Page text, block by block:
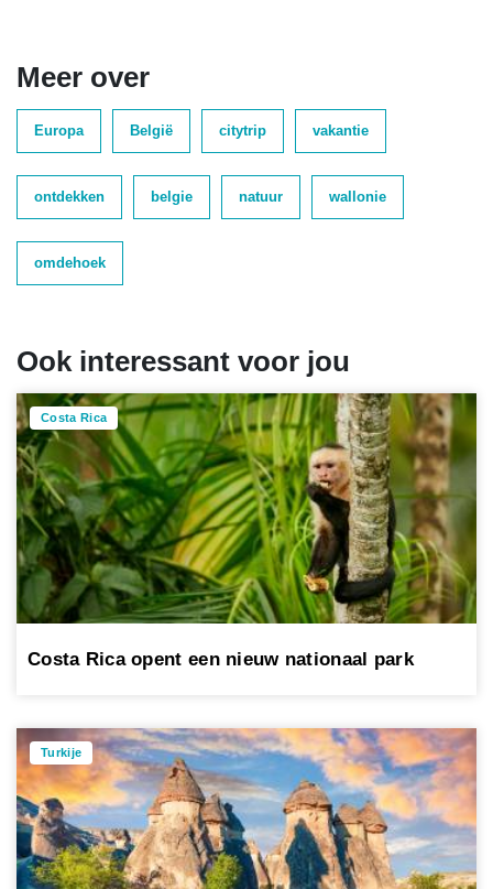
Meer over
Europa België citytrip vakantie
ontdekken belgie natuur wallonie
omdehoek
Ook interessant voor jou
Costa Rica
Costa Rica opent een nieuw nationaal park
Turkije